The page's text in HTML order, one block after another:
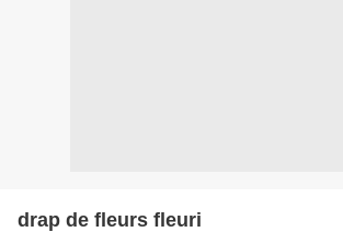
drap de fleurs fleuri